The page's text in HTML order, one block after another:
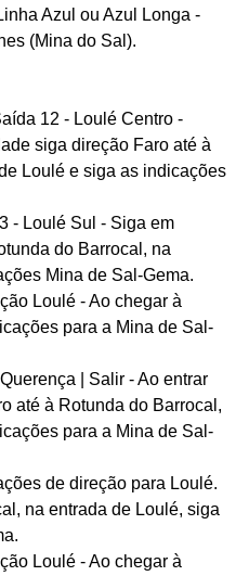
Azul ou Azul Longa -
(Mina do Sal).
12 - Loulé Centro -
siga direção Faro até à
Loulé e siga as indicações
- Loulé Sul - Siga em
do Barrocal, na
Mina de Sal-Gema.
Loulé - Ao chegar à
para a Mina de Sal-
| Salir - Ao entrar
até à Rotunda do Barrocal,
para a Mina de Sal-
de direção para Loulé.
na entrada de Loulé, siga
Loulé - Ao chegar à